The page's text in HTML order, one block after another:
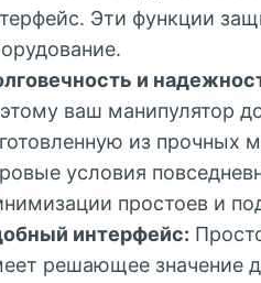
Эти функции
и
ваш манипулятор
из прочных
условия
простоев и
интерфейс:
решающее значение